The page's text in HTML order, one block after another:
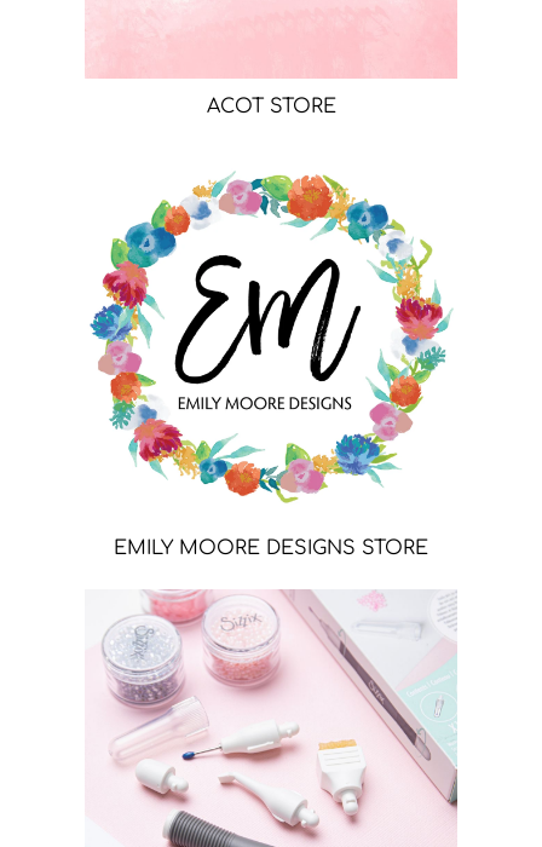
ACOT STORE
EMILY MOORE DESIGNS STORE